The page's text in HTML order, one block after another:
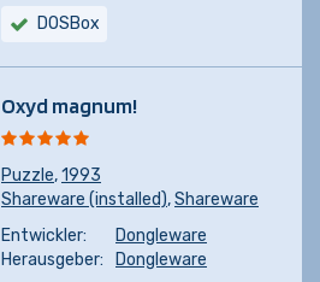
DOSBox
Oxyd magnum!
Puzzle,1993
Shareware (installed),Shareware
Entwickler:
Dongleware
Herausgeber:
Dongleware